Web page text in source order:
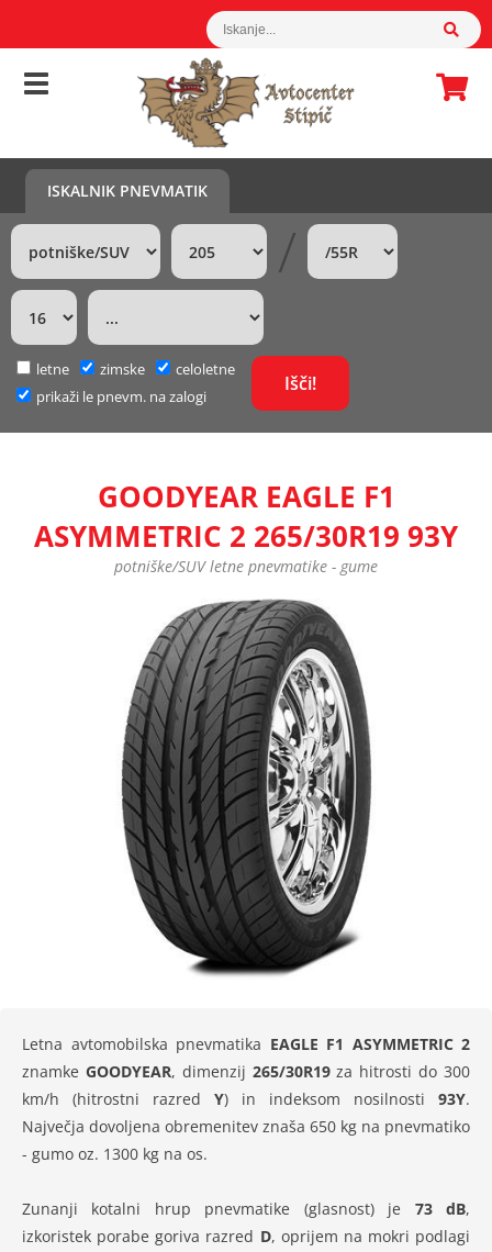
ISKALNIK PNEVMATIK
/
letne zimske
celoletne
prikaži le pnevm. na zalogi
GOODYEAR EAGLE F1
ASYMMETRIC 2 265/30R19 93Y
potniške/SUV letne pnevmatike - gume
Letna avtomobilska pnevmatika EAGLE F1 ASYMMETRIC 2
znamke GOODYEAR, dimenzij 265/30R19za hitrosti do 300
km/h (hitrostni razred Y) in indeksom nosilnosti 93Y.
Največja dovoljena obremenitev znaša 650 kg na pnevmatiko
- gumo oz. 1300 kg na os.
Zunanji kotalni hrup pnevmatike (glasnost) je 73 dB,
izkoristek porabe goriva razred D, oprijem na mokri podlagi